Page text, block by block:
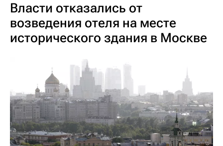
Власти отказались от
возведения отеля на месте
исторического здания в Москве